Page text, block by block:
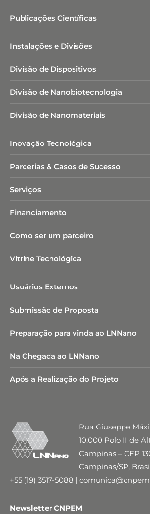
Publicações Científicas
Instalações e Divisões
Divisão de Dispositivos
Divisão de Nanobiotecnologia​
Divisão de Nanomateriais
Inovação Tecnológica
Parcerias & Casos de Sucesso
Serviços
Financiamento
Como ser um parceiro
Vitrine Tecnológica
Usuários Externos
Submissão de Proposta
Preparação para vinda ao LNNano
Na Chegada ao LNNano
Após a Realização do Projeto
Rua Giuseppe
10.000 Polo II de
Campinas – CEP
Campinas/SP,
+55 (19) 3517-5088 |
Newsletter CNPEM